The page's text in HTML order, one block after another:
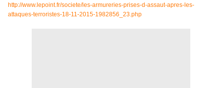
http://www.lepoint.fr/societe/les-armureries-prises-d-assaut-apres-les-
attaques-terroristes-18-11-2015-1982856_23.php